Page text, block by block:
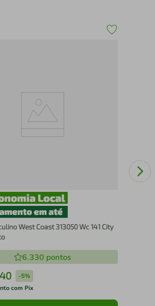
West Coast 313050 Wc 141 City
6.330 pontos
40 -5%
com Pix